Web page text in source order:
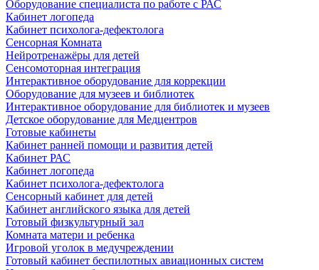
Оборудование специалиста по работе с РАС
Кабинет логопеда
Кабинет психолога-дефектолога
Сенсорная Комната
Нейротренажёры для детей
Сенсомоторная интеграция
Интерактивное оборудование для коррекции
Оборудование для музеев и библиотек
Интерактивное оборудование для библиотек и музеев
Детское оборудование для Медцентров
Готовые кабинеты
Кабинет ранней помощи и развития детей
Кабинет РАС
Кабинет логопеда
Кабинет психолога-дефектолога
Сенсорный кабинет для детей
Кабинет английского языка для детей
Готовый физкультурный зал
Комната матери и ребенка
Игровой уголок в медучреждении
Готовый кабинет беспилотных авиационных систем